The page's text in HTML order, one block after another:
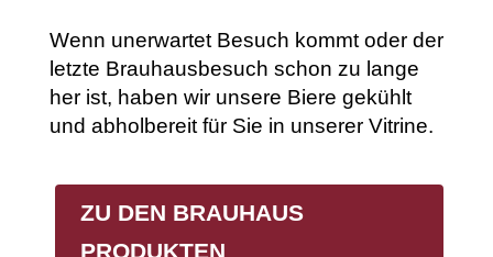
Wenn unerwartet Besuch kommt oder der
letzte Brauhausbesuch schon zu lange
her ist, haben wir unsere Biere gekühlt
und abholbereit für Sie in unserer Vitrine.
ZU DEN BRAUHAUS
PRODUKTEN